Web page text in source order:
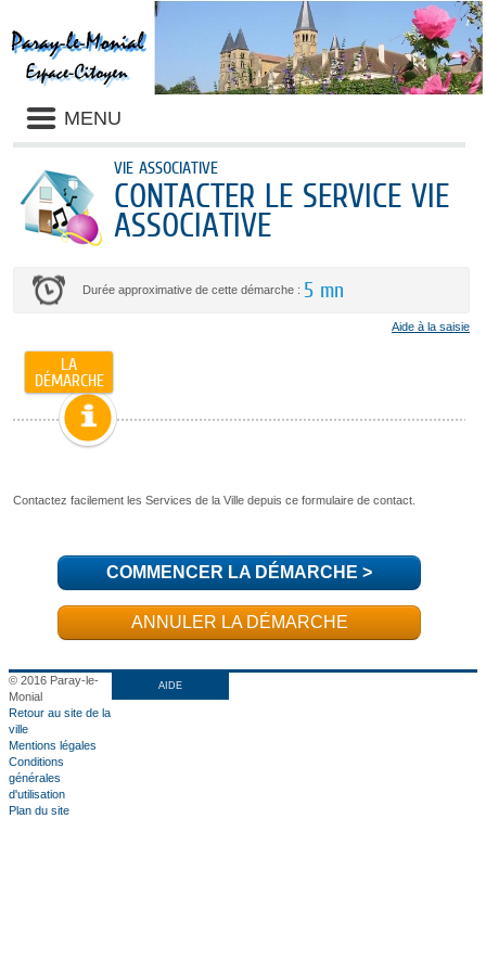
MENU
VIE ASSOCIATIVE
CONTACTER LE SERVICE VIE
ASSOCIATIVE
Durée approximative de cette démarche : 5 mn
Aide à la saisie
LA
DÉMARCHE
COMMENCER LA DÉMARCHE >
ANNULER LA DÉMARCHE
© 2016 Paray-le-
Monial
Retour au site de la
ville
Mentions légales
Conditions
générales
d'utilisation
Plan du site
AIDE